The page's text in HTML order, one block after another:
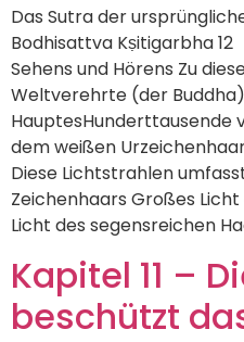
Das Sutra der
Bodhisattva Kṣitigarbha 12
Sehens und Hörens Zu
Weltverehrte (der
HauptesHunderttausende
dem weißen
Diese Lichtstrahlen
Zeichenhaars Großes
Licht des segensreichen
Kapitel 11 –
beschützt